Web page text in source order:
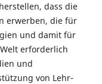
dass die
erwerben, die für
und damit für
erforderlich
und
von Lehr‐